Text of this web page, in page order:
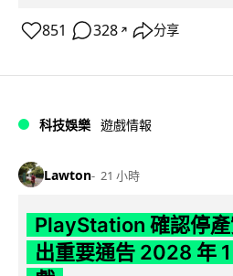
851 328 ↗ 分享
科技娛樂 遊戲情報
Lawton 21 小時
PlayStation 確認停
出重要通告 2028 年